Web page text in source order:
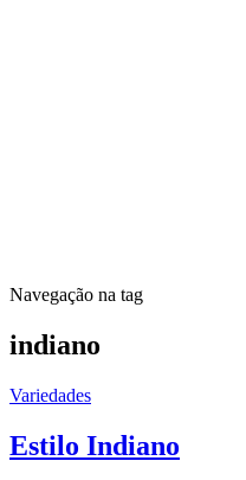
Navegação na tag
indiano
Variedades
Estilo Indiano